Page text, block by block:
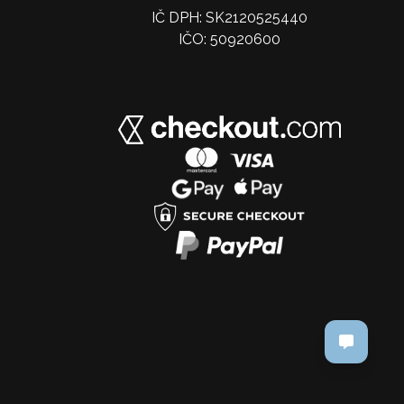
IČ DPH: SK2120525440
IČO: 50920600